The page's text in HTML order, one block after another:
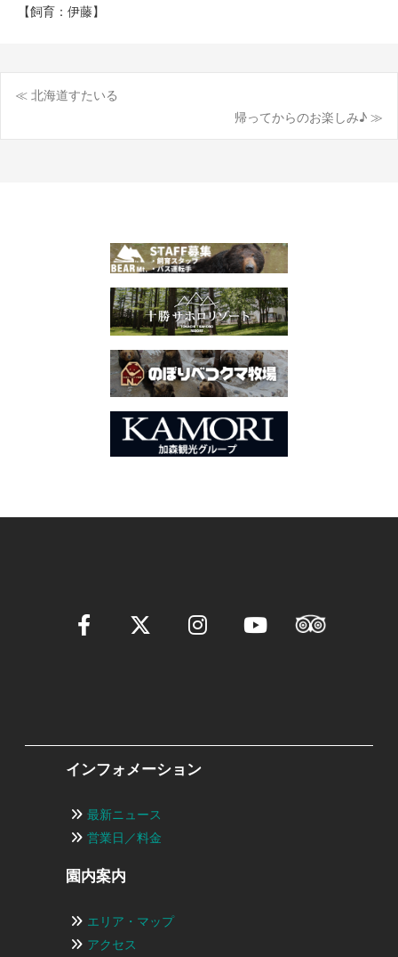
【飼育：伊藤】
投
≪ 北海道すたいる
帰ってからのお楽しみ♪ ≫
インフォメーション
最新ニュース
営業日／料金
園内案内
エリア・マップ
アクセス